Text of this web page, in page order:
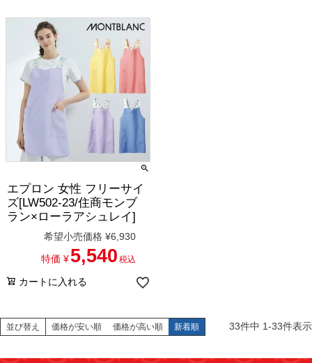
エプロン 女性 フリーサイ
ズ[LW502-23/住商モンブ
ラン×ローラアシュレイ]
希望小売価格 ¥6,930
特価 ¥ 5,540 税込
カートに入れる
並び替え 価格が安い順 価格が高い順 新着順 33件中 1-33件表示